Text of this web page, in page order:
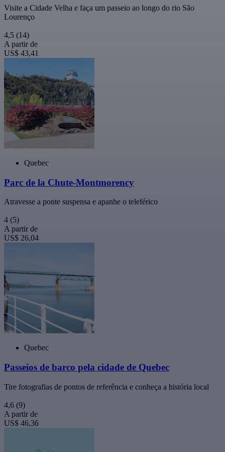
Visite a Cidade Velha e faça um passeio ao longo do rio São
Lourenço
4,5 (14)
A partir de
US$ 43,41
Quebec
Parc de la Chute-Montmorency
Atravesse a ponte suspensa e apanhe o teleférico
4 (5)
A partir de
US$ 26,04
Quebec
Passeios de barco pela cidade de Quebec
Tire fotografias de pontos de referência e conheça a história local
4,6 (9)
A partir de
US$ 46,36